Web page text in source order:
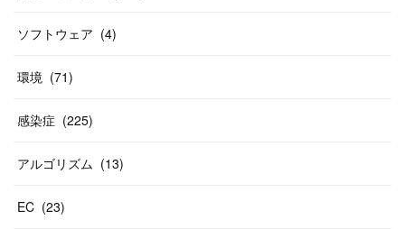
ソフトウェア (4)
環境 (71)
感染症 (225)
アルゴリズム (13)
EC (23)